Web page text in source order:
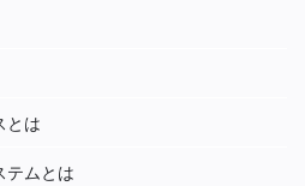
とは
テムとは